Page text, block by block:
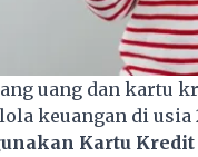
uang dan kartu
keuangan di usia
Kartu Kredit